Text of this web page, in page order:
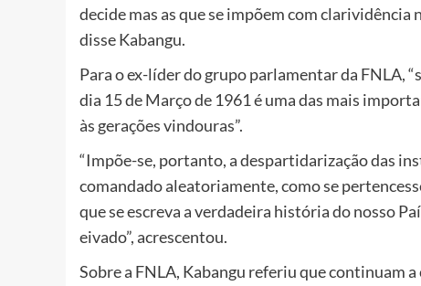
decide mas as que se impõem com
disse Kabangu.
Para o ex-líder do grupo parlamentar da FNLA,
dia 15 de Março de 1961 é uma das mais
às gerações vindouras”.
“Impõe-se, portanto, a despartidarização das
comandado aleatoriamente, como se
que se escreva a verdadeira história do nosso
eivado”, acrescentou.
Sobre a FNLA, Kabangu referiu que continuam